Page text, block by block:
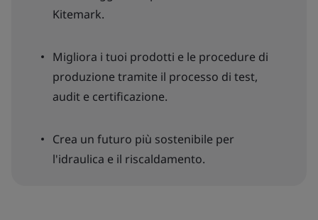
Kitemark.
Migliora i tuoi prodotti e le procedure di
produzione tramite il processo di test,
audit e certificazione.
Crea un futuro più sostenibile per
l'idraulica e il riscaldamento.